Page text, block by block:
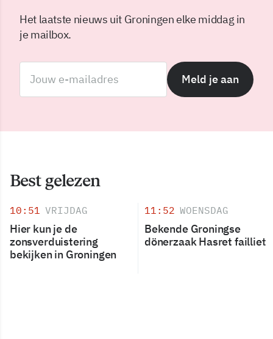
Het laatste nieuws uit Groningen elke middag in
je mailbox.
Meld je aan
Best gelezen
10:51 VRIJDAG
Hier kun je de
zonsverduistering
bekijken in Groningen
11:52 WOENSDAG
Bekende Groningse
dönerzaak Hasret failliet